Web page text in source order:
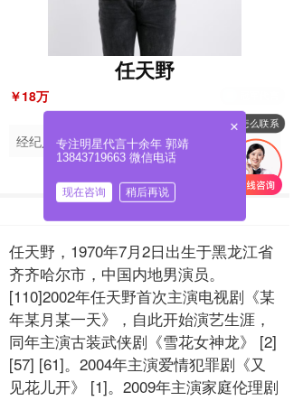
任天野
￥18万
经纪人 郭靖13843719663
任天野，1970年7月2日出生于黑龙江省
齐齐哈尔市，中国内地男演员。
[110]2002年任天野首次主演电视剧《某
年某月某一天》，自此开始演艺生涯，
同年主演古装武侠剧《雪花女神龙》 [2]
[57] [61]。2004年主演爱情犯罪剧《又
见花儿开》 [1]。2009年主演家庭伦理剧
怎么联系
×
专注明星代言十余年 郭靖
13843719663 微信电话
现在咨询 稍后再说